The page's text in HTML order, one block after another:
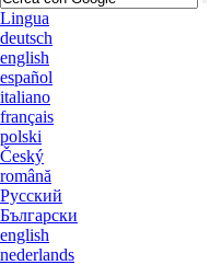
Lingua
deutsch
english
español
italiano
français
polski
Český
română
Русский
Български
english
nederlands